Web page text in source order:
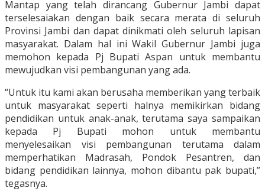
Mantap yang telah dirancang Gubernur Jambi dapat
terselesaiakan dengan baik secara merata di seluruh
Provinsi Jambi dan dapat dinikmati oleh seluruh lapisan
masyarakat. Dalam hal ini Wakil Gubernur Jambi juga
memohon kepada Pj Bupati Aspan untuk membantu
mewujudkan visi pembangunan yang ada.
“Untuk itu kami akan berusaha memberikan yang terbaik
untuk masyarakat seperti halnya memikirkan bidang
pendidikan untuk anak-anak, terutama saya sampaikan
kepada Pj Bupati mohon untuk membantu
menyelesaikan visi pembangunan terutama dalam
memperhatikan Madrasah, Pondok Pesantren, dan
bidang pendidikan lainnya, mohon dibantu pak bupati,”
tegasnya.